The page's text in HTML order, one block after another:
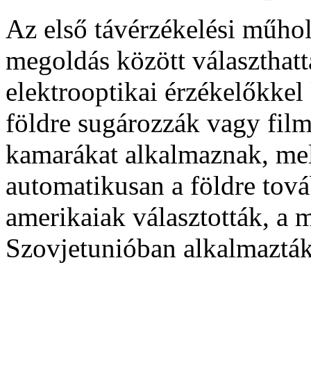
Az első távérzékelési
megoldás között
elektrooptikai
földre sugározzák vagy
kamarákat alkalmaznak,
automatikusan a földre
amerikaiak választották, a
Szovjetunióban